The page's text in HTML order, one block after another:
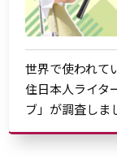
世界で使われて
住日本人ライタ
ブ」が調査しま